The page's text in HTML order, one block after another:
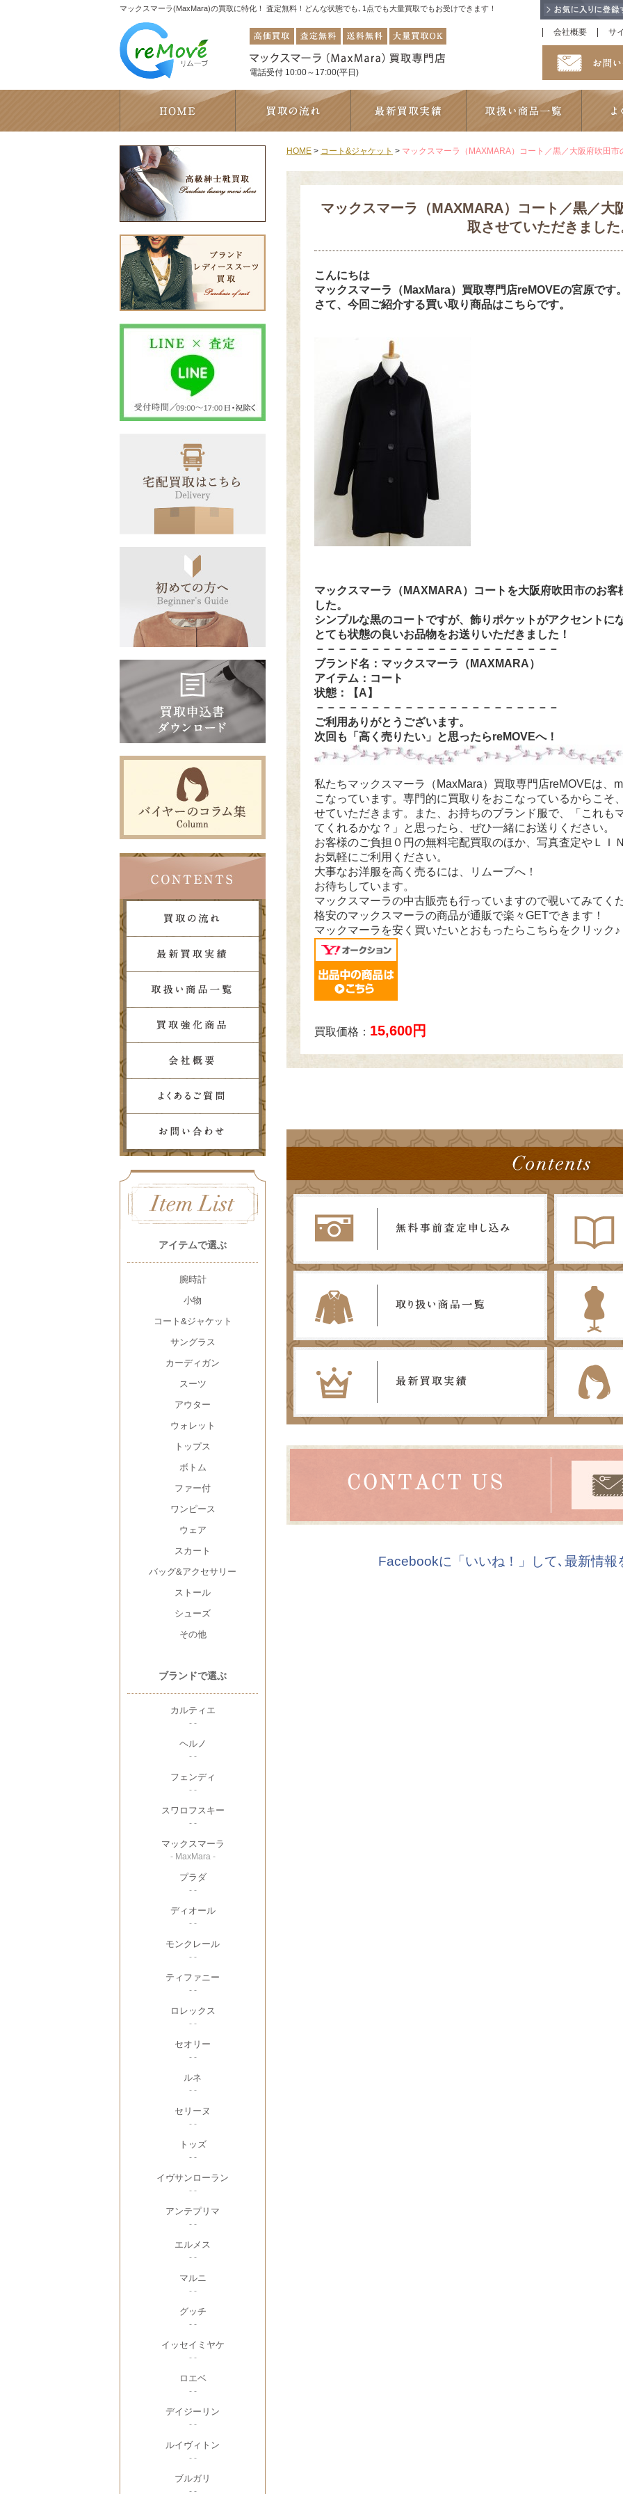
マックスマーラ(MaxMara)の買取に特化！ 査定無料！どんな状態でも､1点でも大量買取でもお受けできます！
電話受付 10:00～17:00(平日)
会社概要 サ
HOME > コート&ジャケット > マックスマーラ（MAXMARA）コート／黒／大阪府吹田市
マックスマーラ（MAXMARA）コート／黒／大
取させていただきました
こんにちは
マックスマーラ（MaxMara）買取専門店reMOVEの宮原です。
さて、今回ご紹介する買い取り商品はこちらです。
マックスマーラ（MAXMARA）コートを大阪府吹田市のお客
した。
シンプルな黒のコートですが、飾りポケットがアクセントに
とても状態の良いお品物をお送りいただきました！
－－－－－－－－－－－－－－－－－－－－－－
ブランド名：マックスマーラ
（MAXMARA）
アイテム：コート
状態：【A 】
－－－－－－－－－－－－－－－－－－－－－－
ご利用ありがとうございます。
次回も「高く売りたい」と思ったらreMOVEへ！
私たちマックスマーラ（MaxMara）買取専門店reMOVEは、
こなっています。専門的に買取りをおこなっているからこそ
せていただきます。また、お持ちのブランド服で、「これも
てくれるかな？」と思ったら、ぜひ一緒にお送りください。
お客様のご負担０円の無料宅配買取のほか、写真査定やＬＩ
お気軽にご利用ください。
大事なお洋服を高く売るには、リムーブへ！
お待ちしています。
マックスマーラの中古販売も行っていますので覗いてみてくだ
格安のマックスマーラの商品が通販で楽々GETできます！
マックマーラを安く買いたいとおもったらこちらをクリック♪
買取価格： 15,600円
Facebookに「いいね！」して､最新情報
アイテムで選ぶ
腕時計
小物
コート&ジャケット
サングラス
カーディガン
スーツ
アウター
ウォレット
トップス
ボトム
ファー付
ワンピース
ウェア
スカート
バッグ&アクセサリー
ストール
シューズ
その他
ブランドで選ぶ
カルティエ
- -
ヘルノ
- -
フェンディ
- -
スワロフスキー
- -
マックスマーラ
- MaxMara -
プラダ
- -
ディオール
- -
モンクレール
- -
ティファニー
- -
ロレックス
- -
セオリー
- -
ルネ
- -
セリーヌ
- -
トッズ
- -
イヴサンローラン
- -
アンテプリマ
- -
エルメス
- -
マルニ
- -
グッチ
- -
イッセイミヤケ
- -
ロエベ
- -
デイジーリン
- -
ルイヴィトン
- -
ブルガリ
- -